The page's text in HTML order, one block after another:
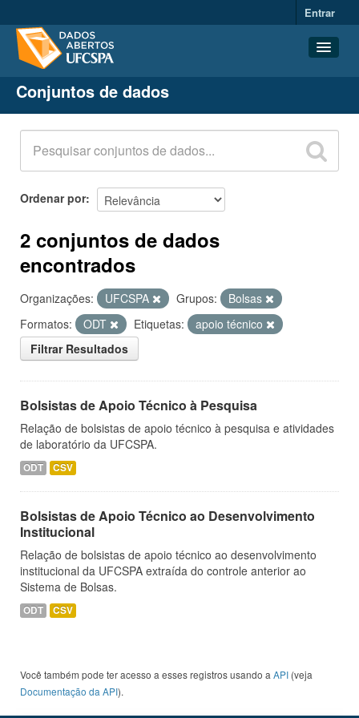
Entrar
Conjuntos de dados
Organizações
Grupos
Sobre
Conjuntos de dados
Ordenar por
2 conjuntos de dados
encontrados
Organizações: UFCSPA Grupos:
Bolsas
Formatos:
ODT Etiquetas:
apoio técnico
Filtrar Resultados
Bolsistas de Apoio Técnico à Pesquisa
Relação de bolsistas de apoio técnico à pesquisa e atividades
de laboratório da UFCSPA.
ODT CSV
Bolsistas de Apoio Técnico ao Desenvolvimento
Institucional
Relação de bolsistas de apoio técnico ao desenvolvimento
institucional da UFCSPA extraída do controle anterior ao
Sistema de Bolsas.
ODT CSV
Você também pode ter acesso a esses registros usando a API (veja
Documentação da API).